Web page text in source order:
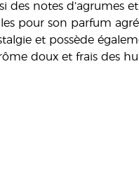
des notes d’agrumes
pour son parfum
et possède
doux et frais des